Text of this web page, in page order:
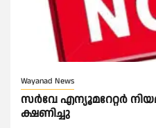
Wayanad News
സർവേ എന്യൂമറേറ്റർ
ക്ഷണിച്ചു